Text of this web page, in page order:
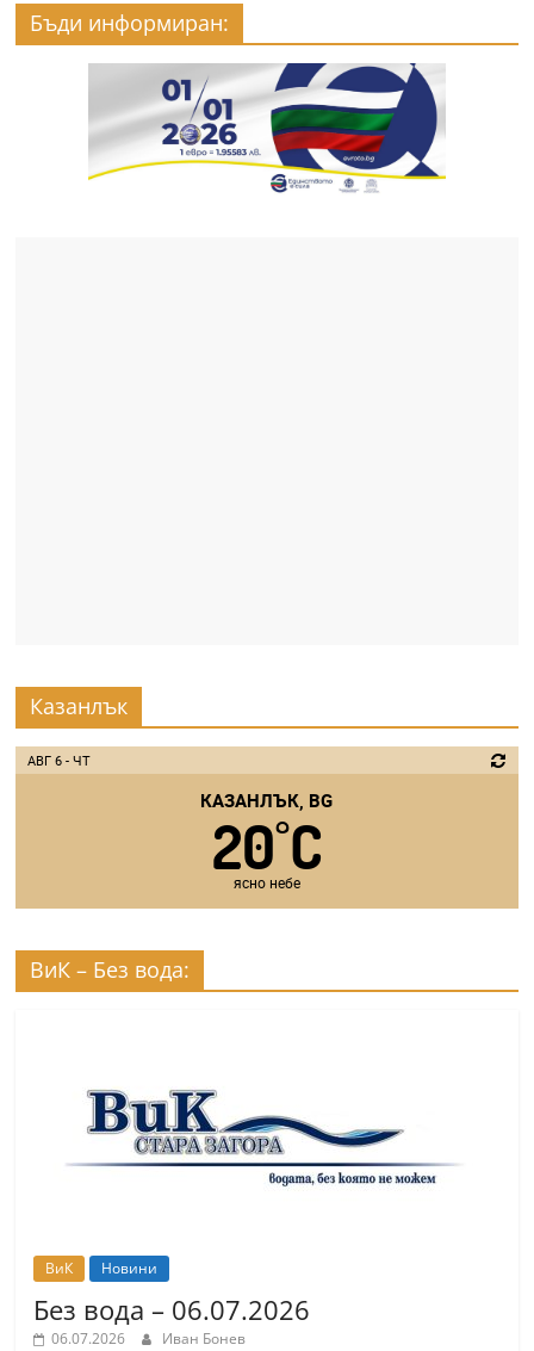
Бъди информиран:
Казанлък
АВГ 6 - ЧТ
КАЗАНЛЪК, BG
20°C
ясно небе
ВиК – Без вода:
ВиК Новини
Без вода – 06.07.2026
06.07.2026 Иван Бонев